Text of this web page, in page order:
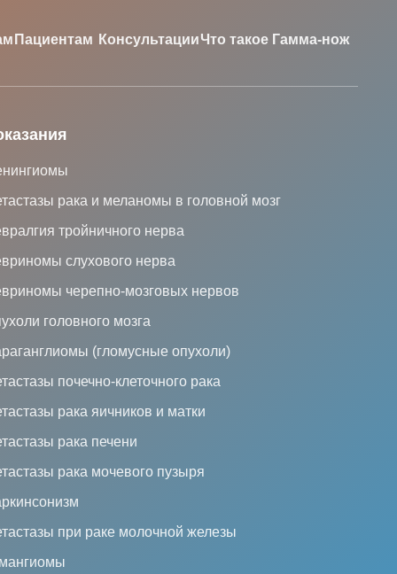
Пациентам КонсультацииЧто такое Гамма-нож
рака и меланомы в головной мозг
тройничного нерва
слухового нерва
черепно-мозговых нервов
головного мозга
(гломусные опухоли)
почечно-клеточного рака
рака яичников и матки
рака печени
рака мочевого пузыря
при раке молочной железы